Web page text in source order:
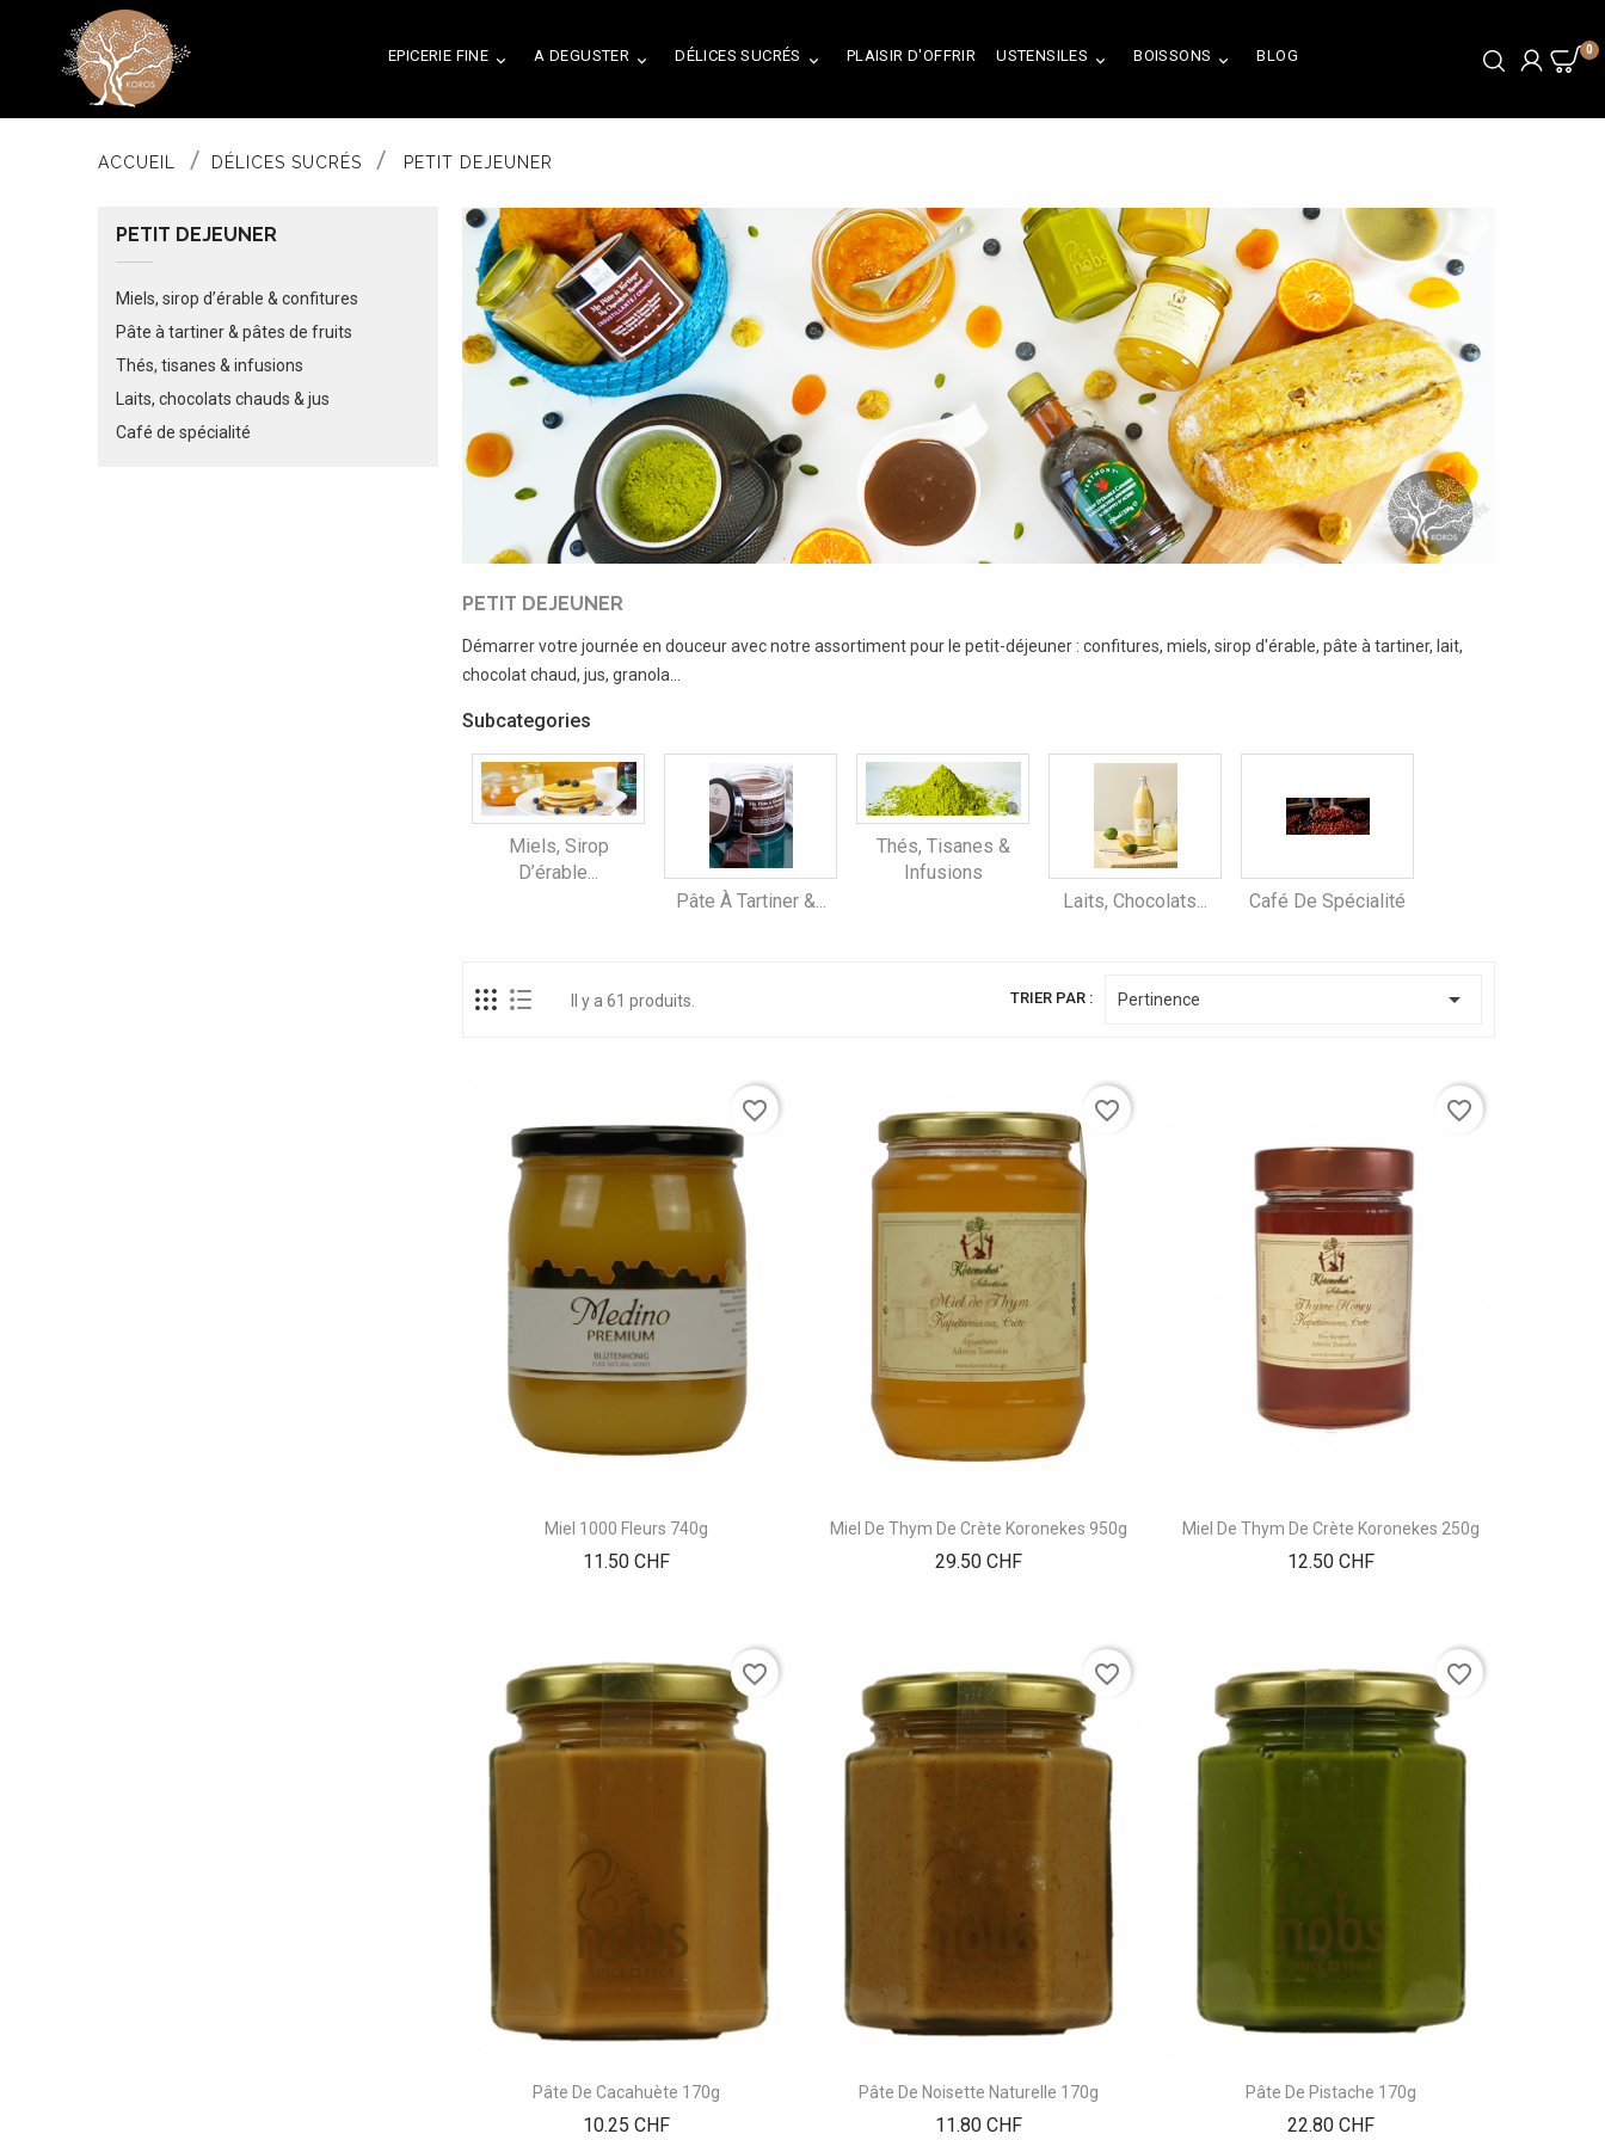
0

EPICERIE FINE 
A DEGUSTER 
DÉLICES SUCRÉS PLAISIR D'OFFRIR 
USTENSILES 
BOISSONS BLOG
ACCUEIL DÉLICES SUCRÉS PETIT DEJEUNER
PETIT DEJEUNER
Miels, sirop d’érable & confitures
Pâte à tartiner & pâtes de fruits
Thés, tisanes & infusions
Laits, chocolats chauds & jus
Café de spécialité
PETIT DEJEUNER
Démarrer votre journée en douceur avec notre assortiment pour le petit-déjeuner : confitures, miels, sirop d'érable, pâte à tartiner, lait,
chocolat chaud, jus, granola...
Subcategories
Miels, Sirop
D’érable...
Pâte À Tartiner &...
Thés, Tisanes &
Infusions
Laits, Chocolats...
Café De Spécialité
Il y a 61 produits. TRIER PAR : Pertinence 
Miel 1000 Fleurs 740g
11.50 CHFPrix
favorite_border
Miel De Thym De Crète Koronekes 950g
29.50 CHFPrix
favorite_border
Miel De Thym De Crète Koronekes 250g
12.50 CHFPrix
favorite_border
Pâte De Cacahuète 170g
10.25 CHFPrix
favorite_border
Pâte De Noisette Naturelle 170g
11.80 CHFPrix
favorite_border
Pâte De Pistache 170g
22.80 CHFPrix
favorite_border